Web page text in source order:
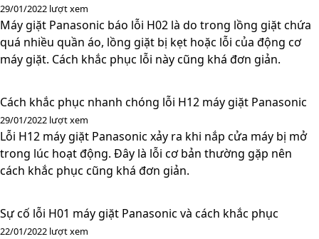
29/01/2022 lượt xem
Máy giặt Panasonic báo lỗi H02 là do trong lồng giặt chứa
quá nhiều quần áo, lồng giặt bị kẹt hoặc lỗi của động cơ
máy giặt. Cách khắc phục lỗi này cũng khá đơn giản.
Cách khắc phục nhanh chóng lỗi H12 máy giặt Panasonic
29/01/2022 lượt xem
Lỗi H12 máy giặt Panasonic xảy ra khi nắp cửa máy bị mở
trong lúc hoạt động. Đây là lỗi cơ bản thường gặp nên
cách khắc phục cũng khá đơn giản.
Sự cố lỗi H01 máy giặt Panasonic và cách khắc phục
22/01/2022 lượt xem